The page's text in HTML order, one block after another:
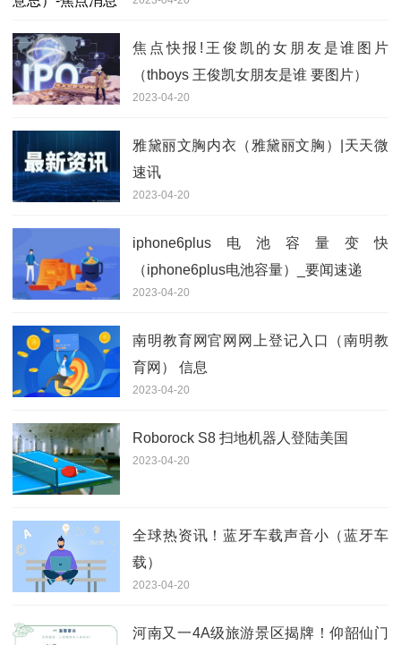
焦点快报!王俊凯的女朋友是谁图片
（thboys 王俊凯女朋友是谁 要图片）
2023-04-20
雅黛丽文胸内衣（雅黛丽文胸）|天天微
速讯
2023-04-20
iphone6plus电池容量变快
（iphone6plus电池容量）_要闻速递
2023-04-20
南明教育网官网网上登记入口（南明教
育网） 信息
2023-04-20
Roborock S8 扫地机器人登陆美国
2023-04-20
全球热资讯！蓝牙车载声音小（蓝牙车
载）
2023-04-20
河南又一4A级旅游景区揭牌！仰韶仙门